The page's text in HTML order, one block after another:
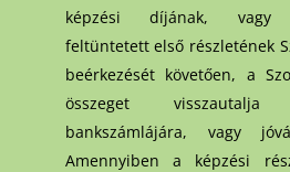
képzési díjának, vagy
feltüntetett első részletének
beérkezését követően, a
összeget
bankszámlájára, vagy
Amennyiben a képzési